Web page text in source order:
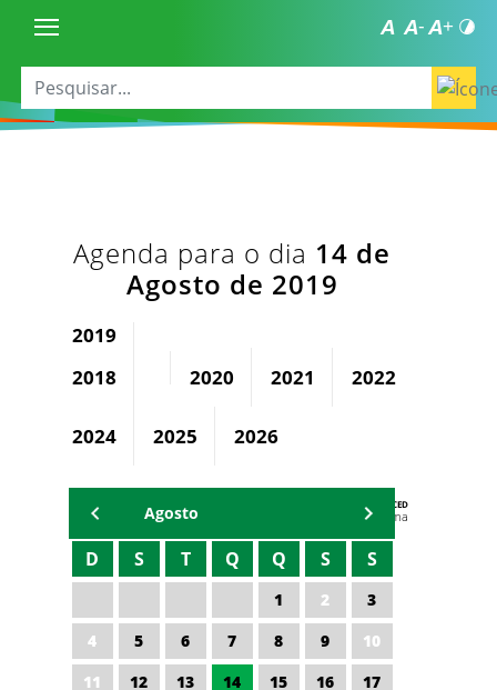
Agenda para o dia 14 de
Agosto de 2019
2019
2018
2020 2021 2022
2024 2025 2026
AGENDA DA CODED/CED
Vagna Lima
Agosto
D S T Q Q S S
1 2
3
4
5 6 7 8 9
10
11
12 13 14 15 16
17